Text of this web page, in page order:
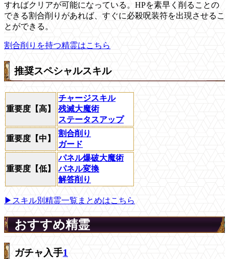
すればクリアが可能になっている。HPを素早く削ることの
できる割合削りがあれば、すぐに必殺呪装符を出現させるこ
とができる。
割合削りを持つ精霊はこちら
推奨スペシャルスキル
重要度【高】
チャージスキル
残滅大魔術
ステータスアップ
重要度【中】
割合削り
ガード
重要度【低】
パネル爆破大魔術
パネル変換
解答削り
▶スキル別精霊一覧まとめはこちら
おすすめ精霊
ガチャ入手1